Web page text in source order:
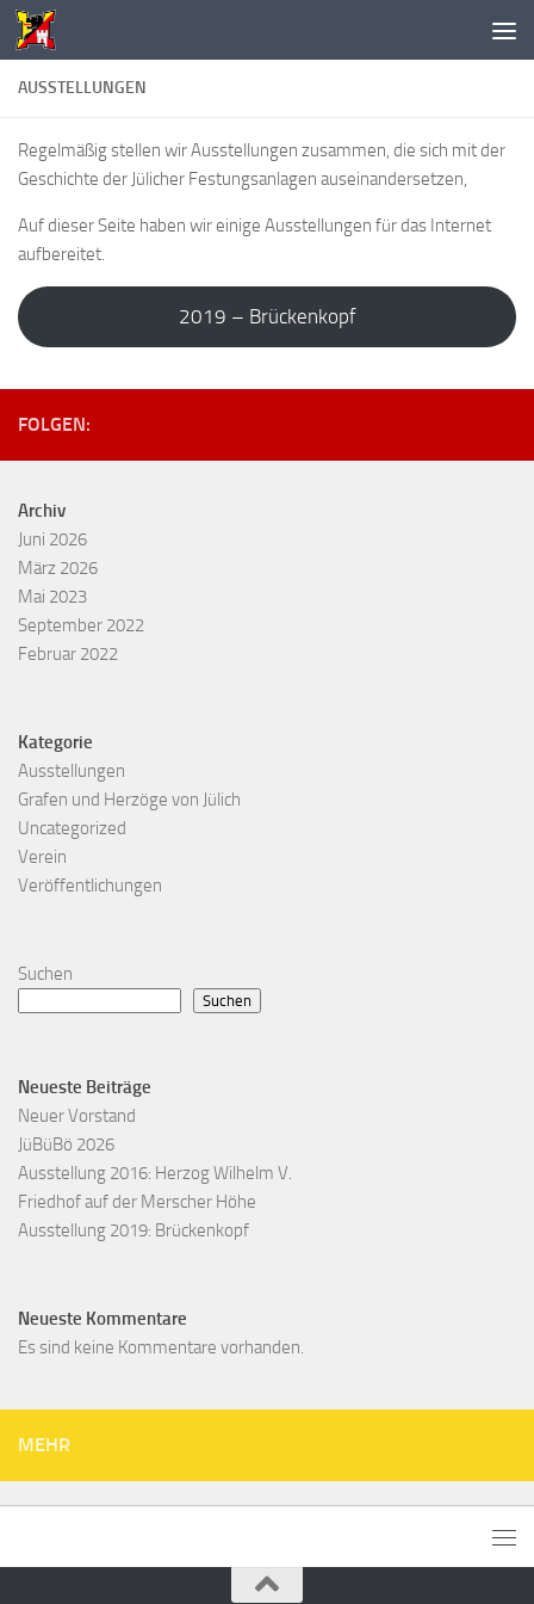
Unter dem Inhalt
AUSSTELLUNGEN
Regelmäßig stellen wir Ausstellungen zusammen, die sich mit der
Geschichte der Jülicher Festungsanlagen auseinandersetzen,
Auf dieser Seite haben wir einige Ausstellungen für das Internet
aufbereitet.
2019 – Brückenkopf
FOLGEN:
Archiv
Juni 2026
März 2026
Mai 2023
September 2022
Februar 2022
Kategorie
Ausstellungen
Grafen und Herzöge von Jülich
Uncategorized
Verein
Veröffentlichungen
Suchen
Suchen
Neueste Beiträge
Neuer Vorstand
JüBüBö 2026
Ausstellung 2016: Herzog Wilhelm V.
Friedhof auf der Merscher Höhe
Ausstellung 2019: Brückenkopf
Neueste Kommentare
Es sind keine Kommentare vorhanden.
MEHR